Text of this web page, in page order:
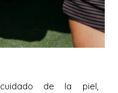
de la piel,